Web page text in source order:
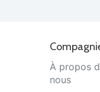
À propos
nous